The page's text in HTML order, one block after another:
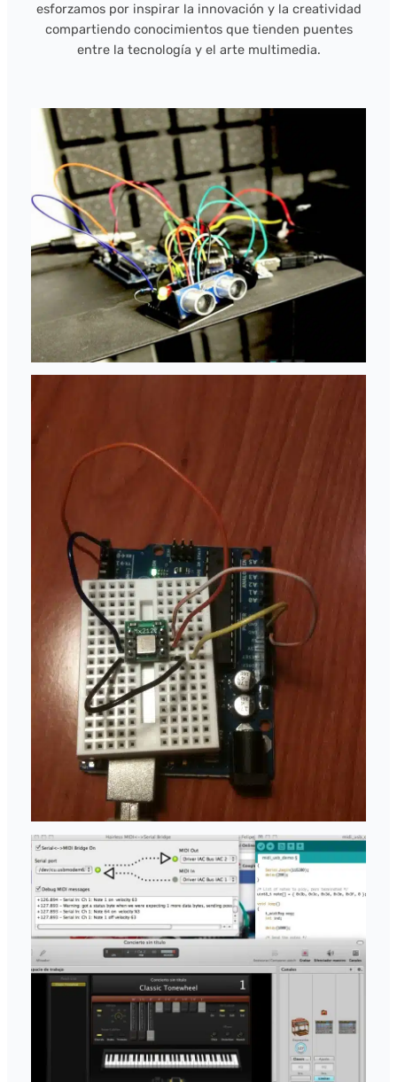
esforzamos por inspirar la innovación y la creatividad
compartiendo conocimientos que tienden puentes
entre la tecnología y el arte multimedia.